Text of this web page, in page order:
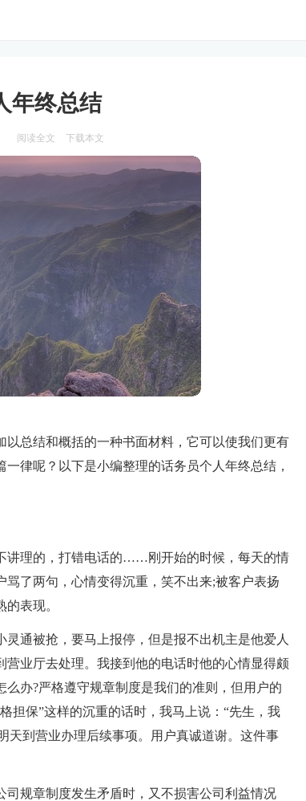
年终总结
阅读全文 下载本文
总结和概括的一种书面材料，它可以使我们更有
律呢？以下是小编整理的话务员个人年终总结，
讲理的，打错电话的……刚开始的时候，每天的情
了两句，心情变得沉重，笑不出来;被客户表扬
表现。
通被抢，要马上报停，但是报不出机主是他爱人
业厅去处理。我接到他的电话时他的心情显得颇
办?严格遵守规章制度是我们的准则，但用户的
担保”这样的沉重的话时，我马上说：“先生，我
天到营业办理后续事项。用户真诚道谢。这件事
规章制度发生矛盾时，又不损害公司利益情况